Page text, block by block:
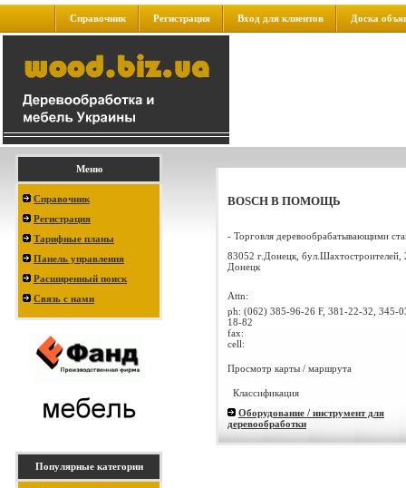
Справочник Регистрация Вход для клиентов Доска
Меню
Справочник
Регистрация
Тарифные планы
Панель управления
Расширенный поиск
Связь с нами
Популярные категории
BOSCH В ПОМОЩЬ
- Торговля деревообрабатывающими
83052 г.Донецк, бул.Шахтостроителей,
Донецк
Attn:
ph: (062) 385-96-26 F, 381-22-32, 345-
18-82
fax:
cell:
Просмотр карты / маршрута
Классификация
Оборудование / инструмент для
деревообработки